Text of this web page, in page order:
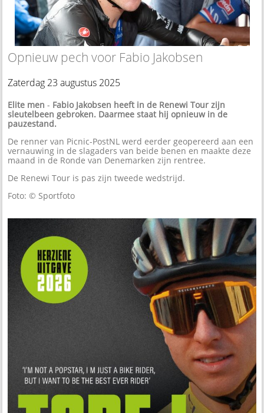
Opnieuw pech voor Fabio Jakobsen
Zaterdag 23 augustus 2025
Elite men - Fabio Jakobsen heeft in de Renewi Tour zijn
sleutelbeen gebroken. Daarmee staat hij opnieuw in de
pauzestand.
De renner van Picnic-PostNL werd eerder geopereerd aan een
vernauwing in de slagaders van beide benen en maakte deze
maand in de Ronde van Denemarken zijn rentree.
De Renewi Tour is pas zijn tweede wedstrijd.
Foto: © Sportfoto